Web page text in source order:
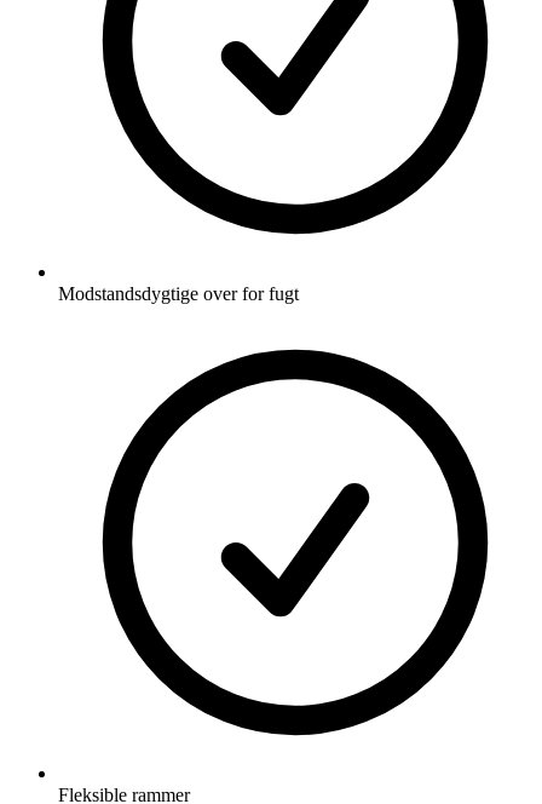
Modstandsdygtige over for fugt
Fleksible rammer